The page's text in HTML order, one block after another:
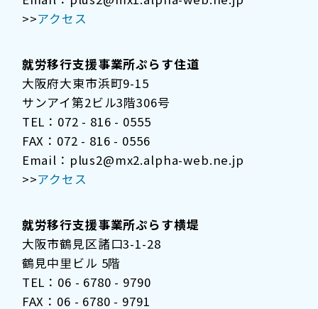
>>アクセス
就労移行支援事業所ぷらす住道
大阪府大東市浜町9-15
サンアイ第2ビル3階306号
TEL：072 - 816 - 0555
FAX：072 - 816 - 0556
Email：plus2@mx2.alpha-web.ne.jp
>>アクセス
就労移行支援事業所ぷらす横堤
大阪市鶴見区諸口3-1-28
鶴見中里ビル 5階
TEL：06 - 6780 - 9790
FAX：06 - 6780 - 9791